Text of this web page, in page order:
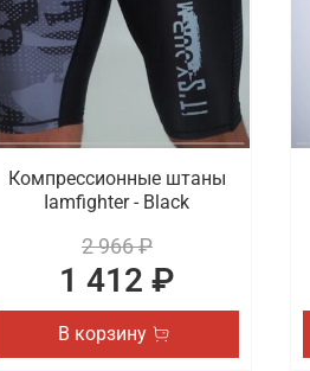
Компрессионные штаны
Iamfighter - Black
2 966 ₽
1 412 ₽
В корзину